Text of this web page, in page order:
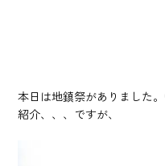
本日は地鎮祭がありました
紹介、、、ですが、